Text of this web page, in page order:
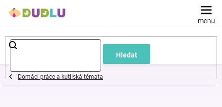
Hledat
Dětské
a
Domácí práce a kutilská témata